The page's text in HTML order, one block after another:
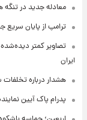
معادله جدید در تنگه
ترامپ از پایان سریع
تصاویر کمتر
ایران
هشدار درباره
پدرام پاک آیین